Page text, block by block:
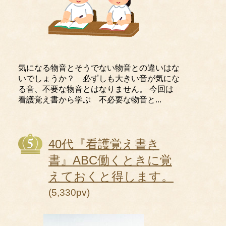
気になる物音とそうでない物音との違いはな
いでしょうか？ 必ずしも大きい音が気にな
る音、不要な物音とはなりません。 今回は
看護覚え書から学ぶ 不必要な物音と...
40代『看護覚え書き
書』ABC働くときに覚
えておくと得します。
(5,330pv)